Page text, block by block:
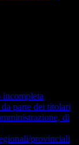
incompleta
parte dei titolari
di
provinciali